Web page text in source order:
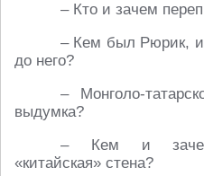
– Кто и зачем
– Кем был Рюрик,
до него?
– Монголо-
выдумка?
– Кем и зачем
«китайская» стена?